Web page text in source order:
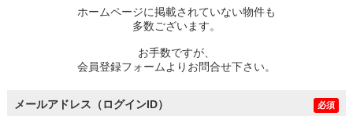
ホームページに掲載されていない物件も
多数ございます。
お手数ですが、
会員登録フォームよりお問合せ下さい。
メールアドレス（ログインID） 必須